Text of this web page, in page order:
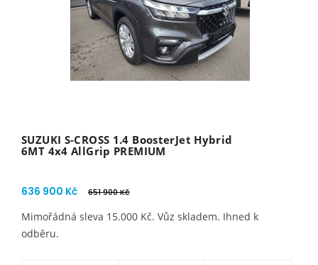
SUZUKI S-CROSS 1.4 BoosterJet Hybrid
6MT 4x4 AllGrip PREMIUM
636 900 Kč 651 900 Kč
Mimořádná sleva 15.000 Kč. Vůz skladem. Ihned k
odběru.